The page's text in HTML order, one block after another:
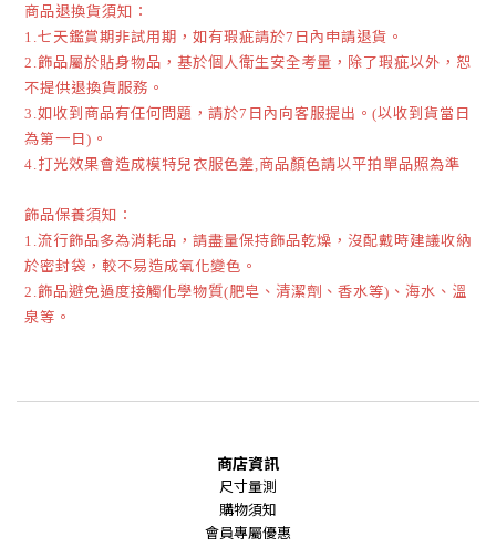
商品退換貨須知：
1.七天鑑賞期非試用期，如有瑕疵請於7 日內申請退貨。
2.飾品屬於貼身物品，基於個人衛生安全考量，除了瑕疵以外，恕
不提供退換貨服務。
3.如收到商品有任何問題，請於7 日內向客服提出。 (以收到貨當日
為第一日) 。
4.打光效果會造成模特兒衣服色差,商品顏色請以平拍單品照為準
飾品保養須知：
1.流行飾品多為消耗品，請盡量保持飾品乾燥，沒配戴時建議收納
於密封袋，較不易造成氧化變色。
2.飾品避免過度接觸化學物質(肥皂、清潔劑、香水等) 、海水、溫
泉等。
商店資訊
尺寸量測
購物須知
會員專屬優惠